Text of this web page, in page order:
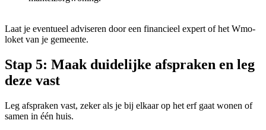
Laat je eventueel adviseren door een financieel expert of het Wmo-
loket van je gemeente.
Stap 5: Maak duidelijke afspraken en leg
deze vast
Leg afspraken vast, zeker als je bij elkaar op het erf gaat wonen of
samen in één huis.